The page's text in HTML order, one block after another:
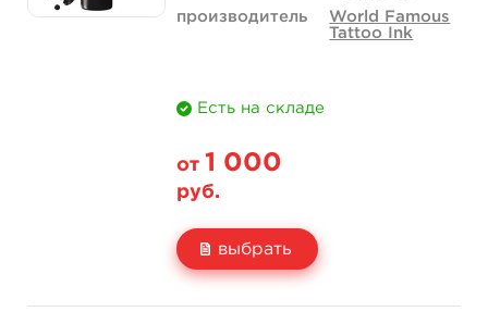
производитель
World Famous
Tattoo Ink
Есть на складе
от 1 000
руб.
выбрать